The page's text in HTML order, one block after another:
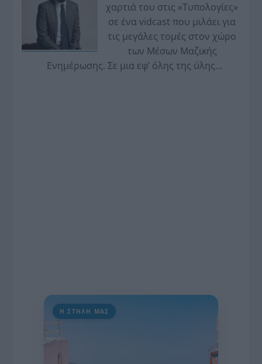
χαρτιά του στις «Τυπολογίες»
σε ένα vidcast που μιλάει για
τις μεγάλες τομές στον χώρο
των Μέσων Μαζικής
Ενημέρωσης. Σε μια εφ’ όλης της ύλης
Η ΣΤΗΛΗ ΜΑΣ